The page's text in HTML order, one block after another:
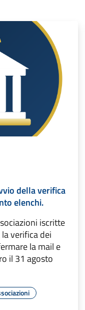
della verifica
elenchi.
iscritte
verifica dei
la mail e
il 31 agosto